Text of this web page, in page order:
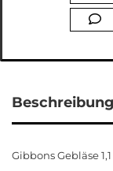
Beschreibung
Gibbons Gebläse